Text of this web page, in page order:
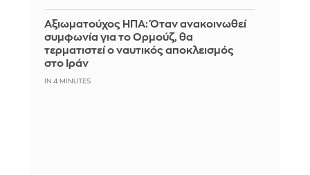
Αξιωματούχος ΗΠΑ: Όταν ανακοινωθεί
συμφωνία για το Ορμούζ, θα
τερματιστεί ο ναυτικός αποκλεισμός
στο Ιράν
IN 4 MINUTES